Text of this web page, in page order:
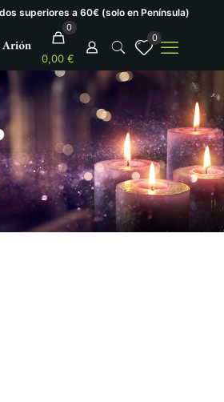
superiores a 60€ (solo en Península)
0
0,00 €
0